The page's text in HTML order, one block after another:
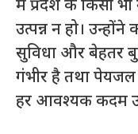
में प्रदेश के किसी
उत्पन्न न हो।
सुविधा और बेहतर
गंभीर है तथा
हर आवश्यक कदम